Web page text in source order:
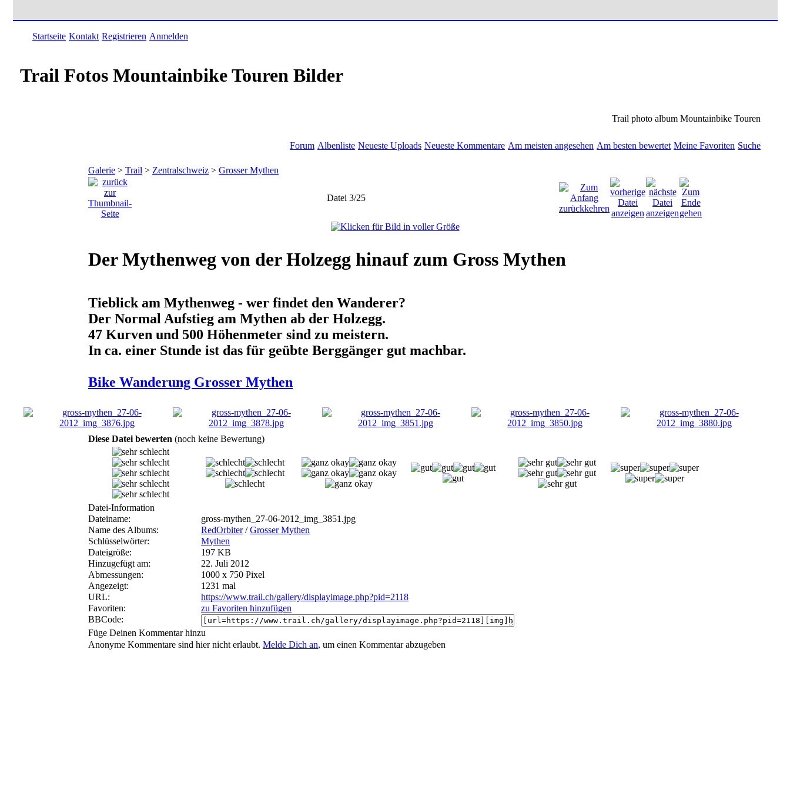
Startseite Kontakt Registrieren Anmelden
Trail Fotos Mountainbike Touren Bilder
Trail photo album Mountainbike Touren
Forum Albenliste Neueste Uploads Neueste Kommentare Am meisten angesehen Am besten bewertet Meine Favoriten Suche
Galerie > Trail > Zentralschweiz > Grosser Mythen
Datei 3/25
Der Mythenweg von der Holzegg hinauf zum Gross Mythen
Tieblick am Mythenweg - wer findet den Wanderer?
Der Normal Aufstieg am Mythen ab der Holzegg.
47 Kurven und 500 Höhenmeter sind zu meistern.
In ca. einer Stunde ist das für geübte Berggänger gut machbar.
Bike Wanderung Grosser Mythen
Diese Datei bewerten (noch keine Bewertung)
Datei-Information
Dateiname:
gross-mythen_27-06-2012_img_3851.jpg
Name des Albums:
RedOrbiter/Grosser Mythen
Schlüsselwörter:
Mythen
Dateigröße:
197 KB
Hinzugefügt am:
22. Juli 2012
Abmessungen:
1000 x 750 Pixel
Angezeigt:
1231 mal
URL:
https://www.trail.ch/gallery/displayimage.php?pid=2118
Favoriten:
zu Favoriten hinzufügen
BBCode:
Füge Deinen Kommentar hinzu
Anonyme Kommentare sind hier nicht erlaubt. Melde Dich an, um einen Kommentar abzugeben